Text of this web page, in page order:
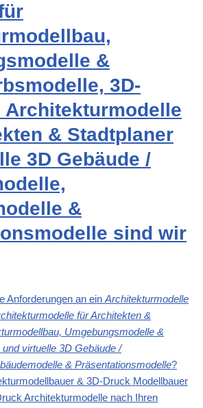
&
3D-
Architekturmodelle
& Stadtplaner
3D Gebäude /
&
sind wir
Anforderungen an ein Architekturmodelle
für Architekten &
Umgebungsmodelle &
virtuelle 3D Gebäude /
& Präsentationsmodelle?
& 3D-Druck Modellbauer
Architekturmodelle nach Ihren